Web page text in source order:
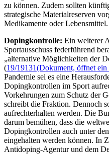
zu können. Zudem sollten
strategische Materialreserven
Medikamente oder Lebensmittel.
Dopingkontrolle: Ein weiterer
Sportausschuss federführend
„alternative Möglichkeiten der
(19/19131(Dokument, öffnet ein
Pandemie sei es eine
Dopingkontrollen im Sport
Vorkehrungen zum Schutz der
schreibt die Fraktion. Dennoch
aufrechterhalten werden. Die
darum bemühen, dass die
Dopingkontrollen auch unter
eingehalten werden können. In
Antidoping-Agentur und dem